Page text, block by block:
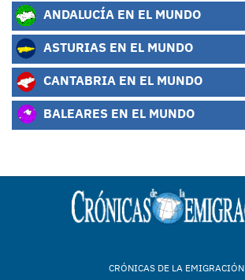
ANDALUCÍA EN EL MUNDO
ASTURIAS EN EL MUNDO
CANTABRIA EN EL MUNDO
BALEARES EN EL MUNDO
CRÓNICAS DE LA EMIGRACIÓN